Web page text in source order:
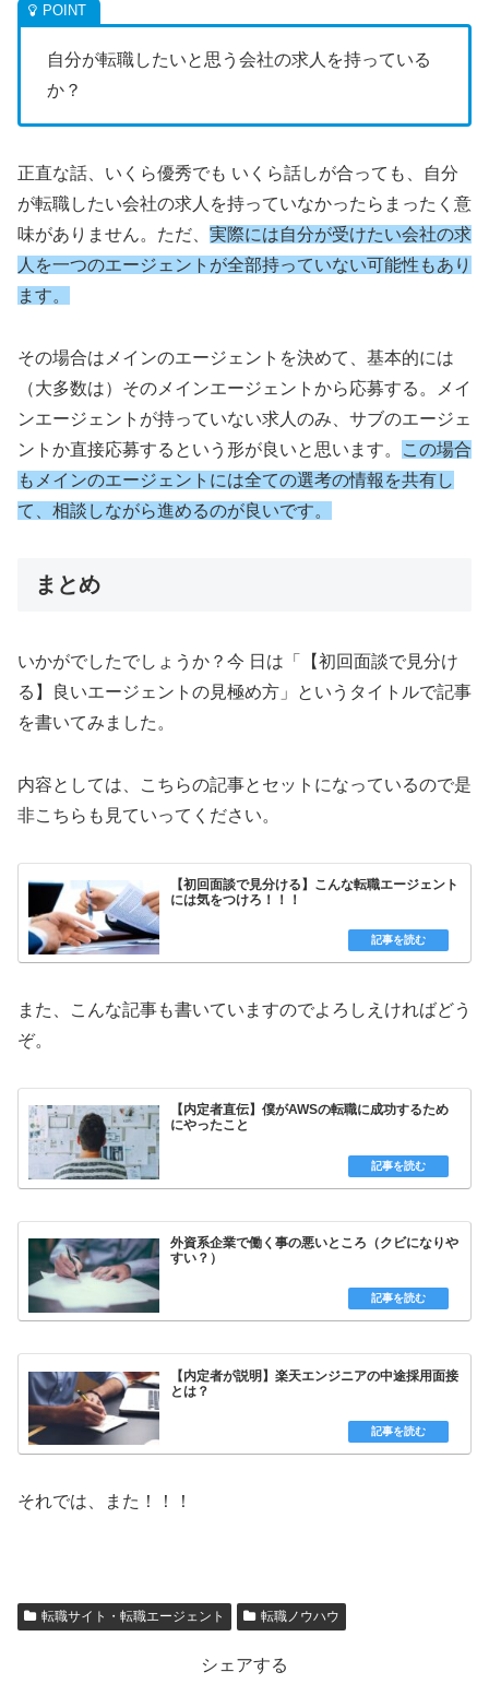
自分が転職したいと思う会社の求人を持っている
か？
正直な話、いくら優秀でも いくら話しが合っても、自分
が転職したい会社の求人を持っていなかったらまったく意
味がありません。ただ、 実際には自分が受けたい会社の求
人を一つのエージェントが全部持っていない可能性もあり
ます。
その場合はメインのエージェントを決めて、基本的には
（大多数は）そのメインエージェントから応募する。メイ
ンエージェントが持っていない求人のみ、サブのエージェ
ントか直接応募するという形が良いと思います。
この場合
もメインのエージェントには全ての選考の情報を共有し
て、相談しながら進めるのが良いです。
まとめ
いかがでしたでしょうか？今 日は「【初回面談で見分け
る】良いエージェントの見極め方」というタイトルで記事
を書いてみました。
内容としては、こちらの記事とセットになっているので是
非こちらも見ていってください。
【初回面談で見分ける】こんな転職エージェント
には気をつけろ！！！
また、こんな記事も書いていますのでよろしえければどう
ぞ。
【内定者直伝】僕がAWSの転職に成功するため
にやったこと
外資系企業で働く事の悪いところ（クビになりや
すい？）
【内定者が説明】楽天エンジニアの中途採用面接
とは？
それでは、また！！！
転職サイト・転職エージェント 転職ノウハウ
シェアする